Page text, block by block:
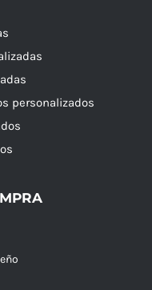
personalizados